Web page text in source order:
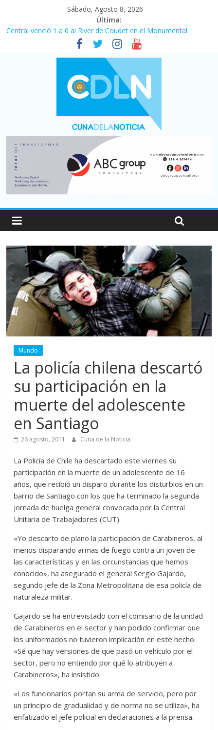
Sábado, Agosto 8, 2026
Última:
Central venció 1 a 0 al River de Coudet en el Monumental
La morosidad alcanzó su nivel más alto en dos décadas y ya
afecta a 400 mil deudores en Santa Fe
Desde que asumió Milei cerraron 41.000 kioscos: el sector
denuncia crisis como en 2001
Vacaciones de invierno con más movimiento y consumo
turístico: 4,6 millones de personas viajaron por el país, un 5,9%
Fuerte caída de la venta de autos usados en julio: bajó un 12,6%
Mundo
La policía chilena descartó
su participación en la
muerte del adolescente
en Santiago
26 agosto, 2011 Cuna de la Noticia
La Policía de Chile ha descartado este viernes su
participación en la muerte de un adolescente de 16
años, que recibió un disparo durante los disturbios en un
barrio de Santiago con los que ha terminado la segunda
jornada de huelga general convocada por la Central
Unitaria de Trabajadores (CUT).
«Yo descarto de plano la participación de Carabineros, al
menos disparando armas de fuego contra un joven de
las características y en las circunstancias que hemos
conocido», ha asegurado el general Sergio Gajardo,
segundo jefe de la Zona Metropolitana de esa policía de
naturaleza militar.
Gajardo se ha entrevistado con el comisario de la unidad
de Carabineros en el sector y han podido confirmar que
los uniformados no tuvieron implicación en este hecho.
«Sé que hay versiones de que pasó un vehículo por el
sector, pero no entiendo por qué lo atribuyen a
Carabineros», ha insistido.
«Los funcionarios portan su arma de servicio, pero por
un principio de gradualidad y de norma no se utiliza», ha
enfatizado el jefe policial en declaraciones a la prensa.